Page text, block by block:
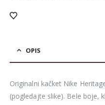
OPIS
Originalni kačket Nike
(pogledajte slike). Bele boje,